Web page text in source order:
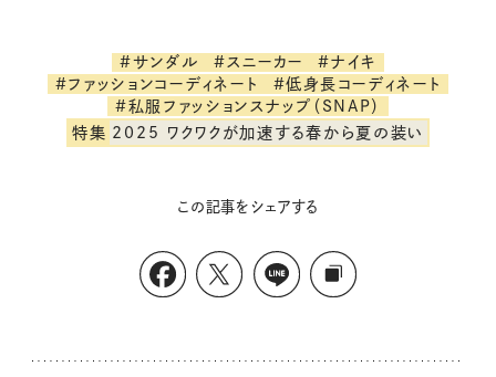
#サンダル #スニーカー
#ナイキ
#ファッションコーディネート
#低身長コーディネート
#私服ファッションスナップ（SNAP）
特集 2025 ワクワクが加速する春から夏の装い
この記事をシェアする